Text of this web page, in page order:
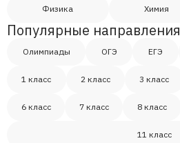
Физика Химия
Популярные направления
Олимпиады ОГЭ ЕГЭ
1 класс 2 класс 3 класс
6 класс 7 класс 8 класс
11 класс